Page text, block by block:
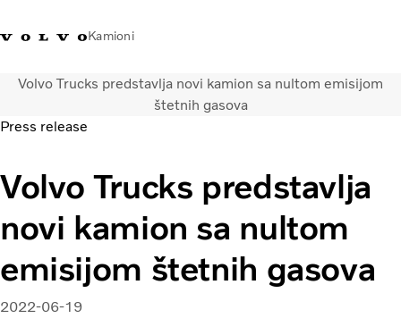
Kamioni
Volvo Trucks Bosna i
Prodavaonica Volvo Trucks
promo materijala
Prijava
Bosna I
Kamioni
Usluge
Lokator distributera
Vijesti
O nama
Volvo Trucks predstavlja novi kamion sa nultom emisijom
štetnih gasova
Press release
Volvo Trucks predstavlja
novi kamion sa nultom
emisijom štetnih gasova
2022-06-19